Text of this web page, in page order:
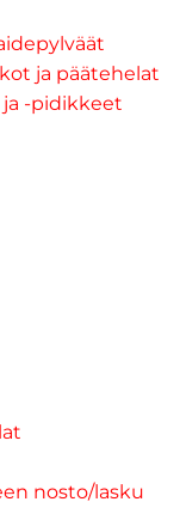
ja päätehelat
-pidikkeet
nosto/lasku